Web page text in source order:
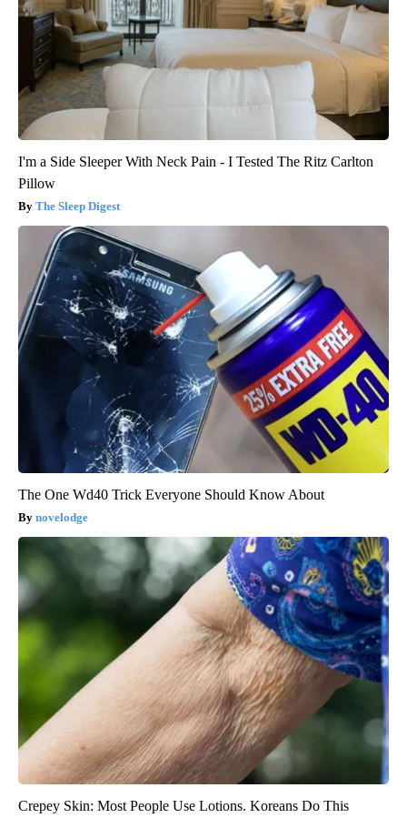
I'm a Side Sleeper With Neck Pain - I Tested The Ritz Carlton
Pillow
The Sleep Digest
The One Wd40 Trick Everyone Should Know About
novelodge
Crepey Skin: Most People Use Lotions. Koreans Do This